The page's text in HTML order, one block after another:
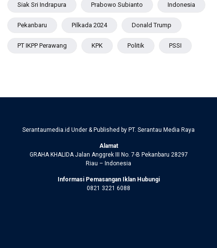
Jawab
Siak Sri Indrapura Prabowo Subianto Indonesia
Pekanbaru Pilkada 2024 Donald Trump
PT IKPP Perawang KPK Politik PSSI
Serantaumedia.id Under & Published by PT. Serantau Media Raya
Alamat
GRAHA KHALIDA Jalan Anggrek III No. 7-B Pekanbaru 28297
Riau – Indonesia
Informasi Pemasangan Iklan Hubungi
0821 3221 6088